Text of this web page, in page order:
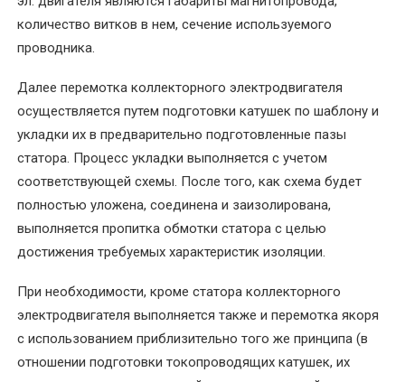
альтернатива
Перемотка
трехфазного
электродвигателя
Перемотка
электродвигателей
переменного
тока
Перемотка
электродвигателей
постоянного
тока
количество витков в нем, сечение используемого
проводника.
Далее перемотка коллекторного электродвигателя
осуществляется путем подготовки катушек по шаблону и
укладки их в предварительно подготовленные пазы
статора. Процесс укладки выполняется с учетом
соответствующей схемы. После того, как схема будет
полностью уложена, соединена и заизолирована,
выполняется пропитка обмотки статора с целью
достижения требуемых характеристик изоляции.
При необходимости, кроме статора коллекторного
электродвигателя выполняется также и перемотка якоря
с использованием приблизительно того же принципа (в
отношении подготовки токопроводящих катушек, их